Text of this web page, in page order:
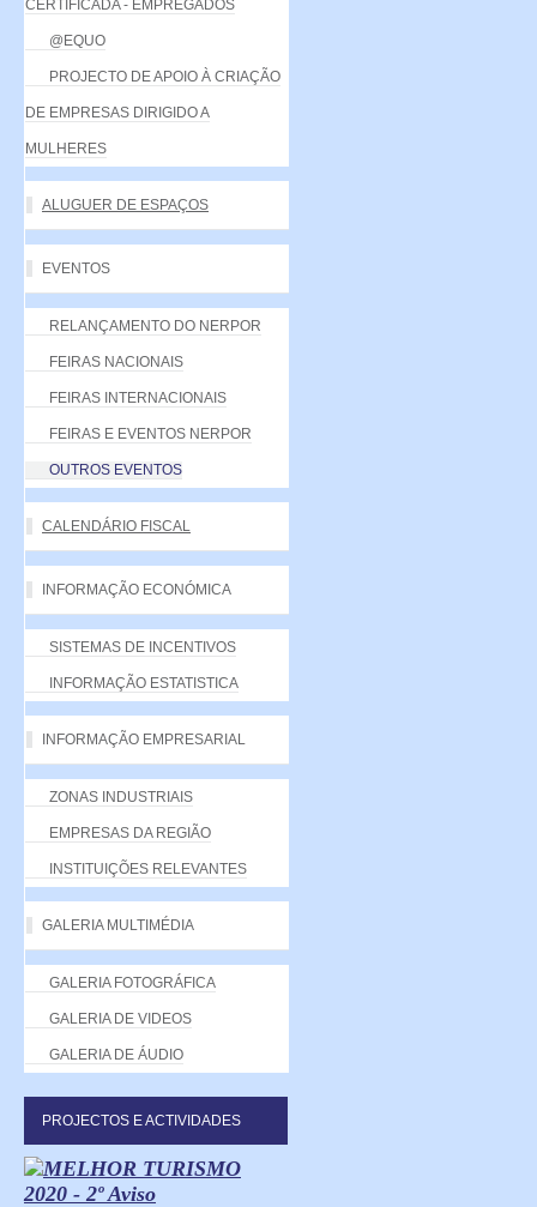
CERTIFICADA - EMPREGADOS
@EQUO
PROJECTO DE APOIO À CRIAÇÃO
DE EMPRESAS DIRIGIDO A
MULHERES
ALUGUER DE ESPAÇOS
EVENTOS
RELANÇAMENTO DO NERPOR
FEIRAS NACIONAIS
FEIRAS INTERNACIONAIS
FEIRAS E EVENTOS NERPOR
OUTROS EVENTOS
CALENDÁRIO FISCAL
INFORMAÇÃO ECONÓMICA
SISTEMAS DE INCENTIVOS
INFORMAÇÃO ESTATISTICA
INFORMAÇÃO EMPRESARIAL
ZONAS INDUSTRIAIS
EMPRESAS DA REGIÃO
INSTITUIÇÕES RELEVANTES
GALERIA MULTIMÉDIA
GALERIA FOTOGRÁFICA
GALERIA DE VIDEOS
GALERIA DE ÁUDIO
PROJECTOS E ACTIVIDADES